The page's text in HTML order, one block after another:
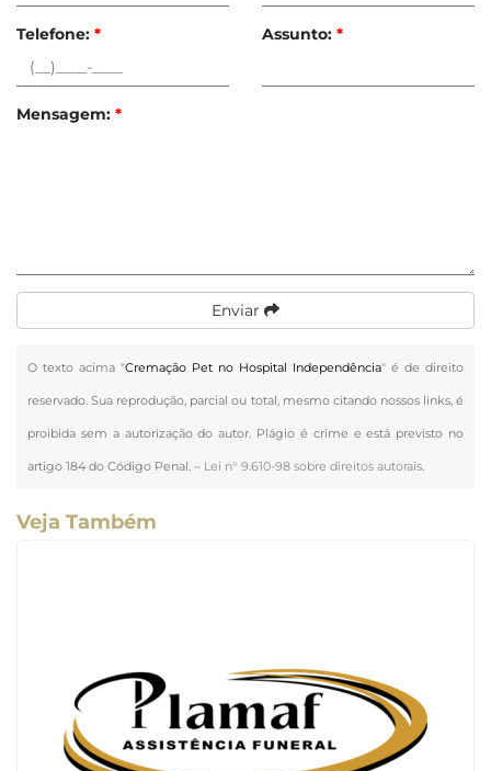
Telefone: * Assunto: *
Mensagem: *
Enviar
O texto acima "Cremação Pet no Hospital Independência" é de direito
reservado. Sua reprodução, parcial ou total, mesmo citando nossos links, é
proibida sem a autorização do autor. Plágio é crime e está previsto no
artigo 184 do Código Penal. – Lei n° 9.610-98 sobre direitos autorais.
Veja Também